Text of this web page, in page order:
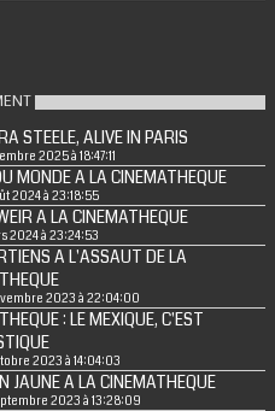
STEELE, ALIVE IN PARIS
2025 à 18:47:11
MONDE A LA CINEMATHEQUE
2024 à 23:18:55
A LA CINEMATHEQUE
2024 à 23:24:53
A L'ASSAUT DE LA
2023 à 22:04:00
: LE MEXIQUE, C'EST
2023 à 14:04:03
JAUNE A LA CINEMATHEQUE
2023 à 13:28:09